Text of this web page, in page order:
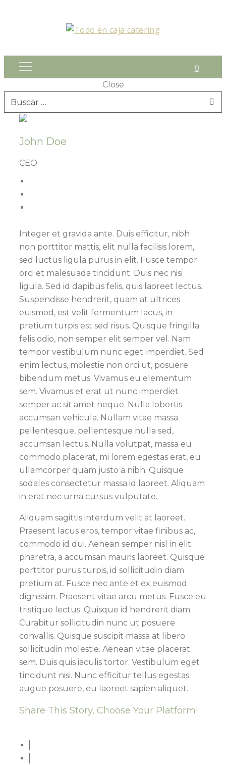
0
Close
Buscar:
John Doe
CEO
Integer et gravida ante. Duis efficitur, nibh
non porttitor mattis, elit nulla facilisis lorem,
sed luctus ligula purus in elit. Fusce tempor
orci et malesuada tincidunt. Duis nec nisi
ligula. Sed id dapibus felis, quis laoreet lectus.
Suspendisse hendrerit, quam at ultrices
euismod, est velit fermentum lacus, in
pretium turpis est sed risus. Quisque fringilla
felis odio, non semper elit semper vel. Nam
tempor vestibulum nunc eget imperdiet. Sed
enim lectus, molestie non orci ut, posuere
bibendum metus. Vivamus eu elementum
sem. Vivamus et erat ut nunc imperdiet
semper ac sit amet neque. Nulla lobortis
accumsan vehicula. Nullam vitae massa
pellentesque, pellentesque nulla sed,
accumsan lectus. Nulla volutpat, massa eu
commodo placerat, mi lorem egestas erat, eu
ullamcorper quam justo a nibh. Quisque
sodales consectetur massa id laoreet. Aliquam
in erat nec urna cursus vulputate.
Aliquam sagittis interdum velit at laoreet.
Praesent lacus eros, tempor vitae finibus ac,
commodo id dui. Aenean semper nisl in elit
pharetra, a accumsan mauris laoreet. Quisque
porttitor purus turpis, id sollicitudin diam
pretium at. Fusce nec ante et ex euismod
dignissim. Praesent vitae arcu metus. Fusce eu
tristique lectus. Quisque id hendrerit diam.
Curabitur sollicitudin nunc ut posuere
convallis. Quisque suscipit massa at libero
sollicitudin molestie. Aenean vitae placerat
sem. Duis quis iaculis tortor. Vestibulum eget
tincidunt nisi. Nunc efficitur tellus egestas
augue posuere, eu laoreet sapien aliquet.
Share This Story, Choose Your Platform!